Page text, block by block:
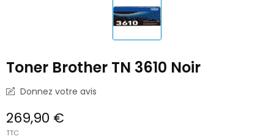
Toner Brother TN 3610 Noir
Donnez votre avis
269,90 €
TTC